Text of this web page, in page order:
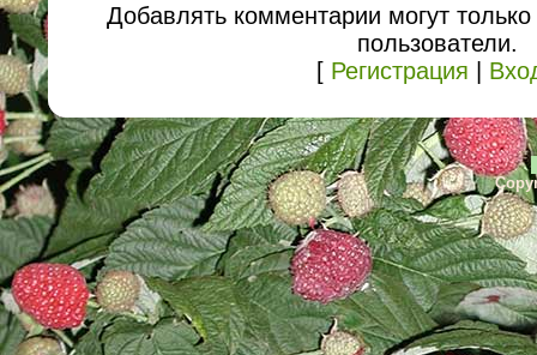
Добавлять комментарии могут
пользователи.
[ Регистрация